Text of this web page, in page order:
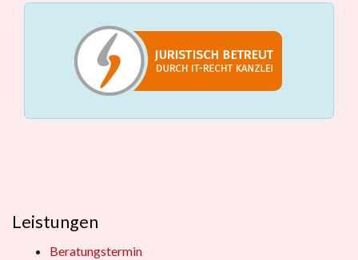
Leistungen
Beratungstermin